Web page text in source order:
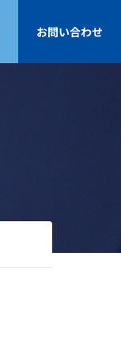
お問い合わせ